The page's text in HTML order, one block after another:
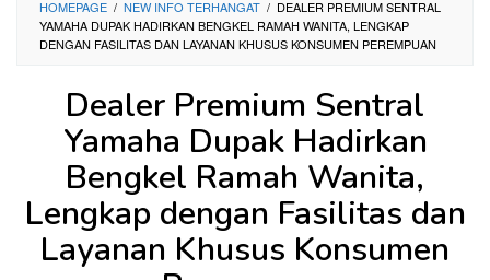
HOMEPAGE / NEW INFO TERHANGAT / DEALER PREMIUM SENTRAL
YAMAHA DUPAK HADIRKAN BENGKEL RAMAH WANITA, LENGKAP
DENGAN FASILITAS DAN LAYANAN KHUSUS KONSUMEN PEREMPUAN
Dealer Premium Sentral
Yamaha Dupak Hadirkan
Bengkel Ramah Wanita,
Lengkap dengan Fasilitas dan
Layanan Khusus Konsumen